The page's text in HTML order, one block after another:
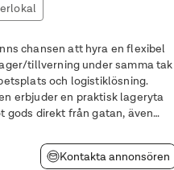
tillverning under samma tak
och logistiklösning.
erbjuder en praktisk lageryta
gods direkt från gatan, även
Kontakta annonsören